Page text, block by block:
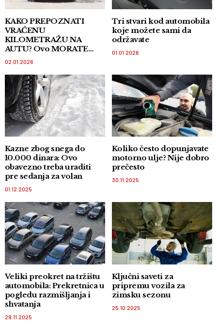
KAKO PREPOZNATI
VRAĆENU
KILOMETRAŽU NA
AUTU? Ovo MORATE
znati kada kupujete auto
02.01.2026
Tri stvari kod automobila
koje možete sami da
održavate
01.01.2026
Kazne zbog snega do
10.000 dinara: Ovo
obavezno treba uraditi
pre sedanja za volan
01.12.2025
Koliko često dopunjavate
motorno ulje? Nije dobro
prečesto
30.11.2025
Veliki preokret na tržištu
automobila: Prekretnica u
pogledu razmišljanja i
shvatanja
29.11.2025
Ključni saveti za
pripremu vozila za
zimsku sezonu
25.10.2025